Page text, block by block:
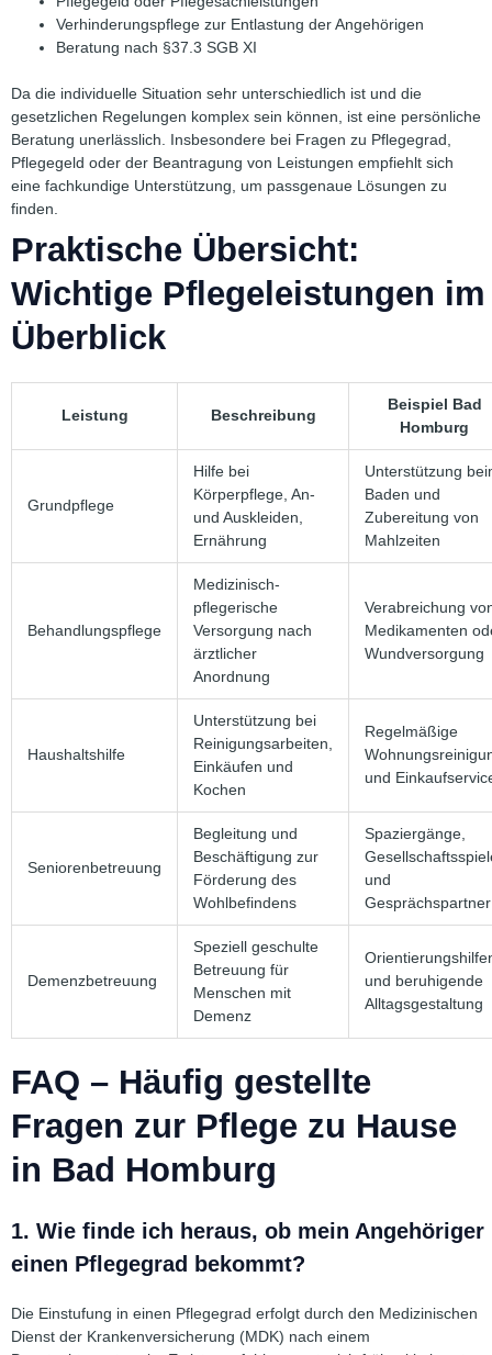
Verhinderungspflege zur Entlastung der Angehörigen
Beratung nach §37.3 SGB XI
Da die individuelle Situation sehr unterschiedlich ist und die
gesetzlichen Regelungen komplex sein können, ist eine persönliche
Beratung unerlässlich. Insbesondere bei Fragen zu Pflegegrad,
Pflegegeld oder der Beantragung von Leistungen empfiehlt sich
eine fachkundige Unterstützung, um passgenaue Lösungen zu
finden.
Praktische Übersicht:
Wichtige Pflegeleistungen im
Überblick
Leistung Beschreibung
Beispiel Bad
Homburg
Grundpflege
Hilfe bei
Körperpflege, An-
und Auskleiden,
Ernährung
Unterstützung
Baden und
Zubereitung von
Mahlzeiten
Behandlungspflege
Medizinisch-
pflegerische
Versorgung nach
ärztlicher
Anordnung
Verabreichung
Medikamenten
Wundversorgung
Haushaltshilfe
Unterstützung bei
Reinigungsarbeiten,
Einkäufen und
Kochen
Regelmäßige
und
Seniorenbetreuung
Begleitung und
Beschäftigung zur
Förderung des
Wohlbefindens
Spaziergänge,
und
Gesprächspartner
Demenzbetreuung
Speziell geschulte
Betreuung für
Menschen mit
Demenz
und beruhigende
Alltagsgestaltung
FAQ – Häufig gestellte
Fragen zur Pflege zu Hause
in Bad Homburg
1. Wie finde ich heraus, ob mein Angehöriger
einen Pflegegrad bekommt?
Die Einstufung in einen Pflegegrad erfolgt durch den Medizinischen
Dienst der Krankenversicherung (MDK) nach einem